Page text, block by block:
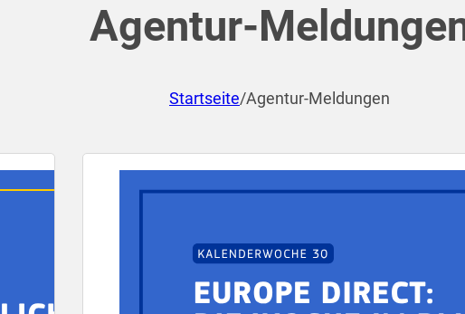
Agentur-
Startseite/Agentur-Meldungen